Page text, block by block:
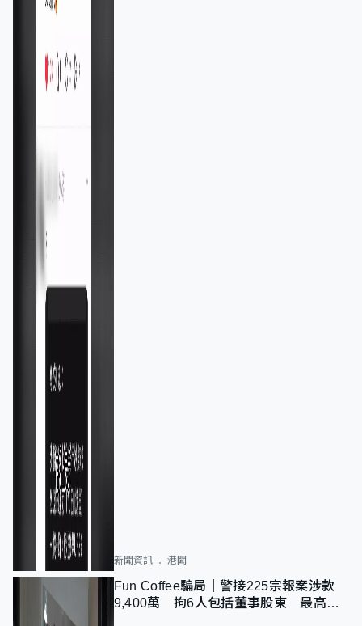
新聞資訊 港聞
Fun Coffee騙局｜警接225宗報案涉款
9,400萬 拘6人包括董事股東 最高金